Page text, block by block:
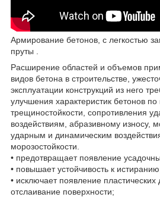
Армирование бетонов, с легкостью
пруты .
Расширение областей и объемов
видов бетона в строительстве,
эксплуатации конструкций из него
улучшения характеристик бетонов по
трещиностойкости, сопротивления
воздействиям, абразивному износу,
ударным и динамическим
морозостойкости.
• предотвращает появление
• повышает устойчивость к
• исключает появление
отслаивание поверхности;